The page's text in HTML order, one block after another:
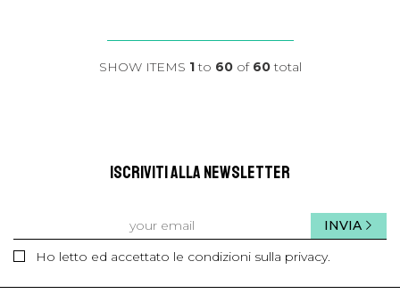
SHOW ITEMS 1to 60of 60total
ISCRIVITI ALLA NEWSLETTER
Ho letto ed accettato le condizioni sulla privacy.
INVIA